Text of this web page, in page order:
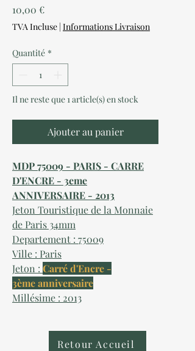
10,00 €Prix
TVA Incluse | Informations Livraison
Quantité *
Il ne reste que 1 article(s) en stock
Ajouter au panier
MDP 75009 - PARIS - CARRE
D'ENCRE - 3eme
ANNIVERSAIRE - 2013
Jeton Touristique de la Monnaie
de Paris 34mm
Departement : 75009
Ville : Paris
Jeton : Carré d'Encre -
3ème anniversaire
Millésime : 2013
Retour Accueil